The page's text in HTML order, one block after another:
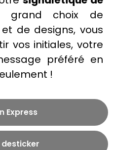
Express
sticker
grand choix de
de designs, vous
vos initiales, votre
préféré en
!